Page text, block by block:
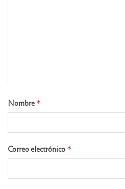
Nombre *
Correo electrónico *